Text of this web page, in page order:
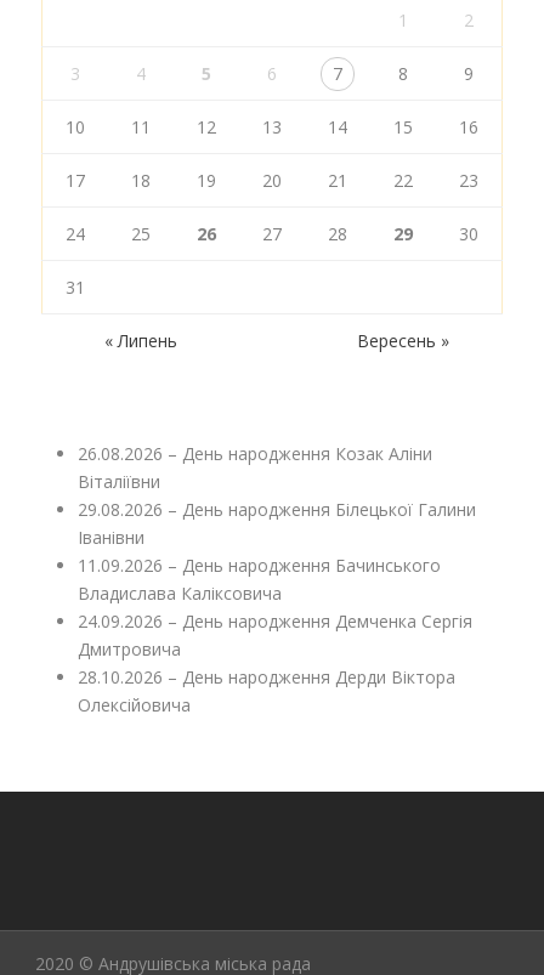
1 2
3 4 5 6 7 8 9
10 11 12 13 14 15 16
17 18 19 20 21 22 23
24 25 26 27 28 29 30
31
« Липень Вересень »
26.08.2026 – День народження Козак Аліни
Віталіївни
29.08.2026 – День народження Білецької Галини
Іванівни
11.09.2026 – День народження Бачинського
Владислава Каліксовича
24.09.2026 – День народження Демченка Сергія
Дмитровича
28.10.2026 – День народження Дерди Віктора
Олексійовича
2020 © Андрушівська міська рада